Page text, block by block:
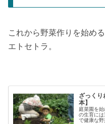
これから野菜作りを始め
エトセトラ。
ざっくり
本】
庭菜園を
の生育に
で健康な野